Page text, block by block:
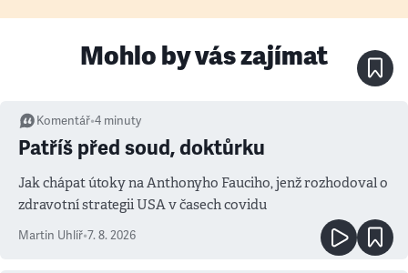
Mohlo by vás zajímat
Komentář•4 minuty
Patříš před soud, doktůrku
Jak chápat útoky na Anthonyho Fauciho, jenž rozhodoval o
zdravotní strategii USA v časech covidu
Martin Uhlíř•7. 8. 2026